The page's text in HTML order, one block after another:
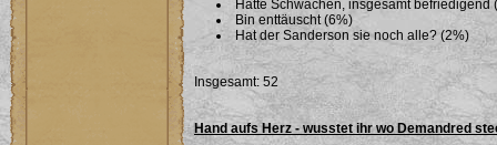
Hatte Schwächen, insgesamt befriedigend
Bin enttäuscht (6%)
Hat der Sanderson sie noch alle? (2%)
Insgesamt: 52
Hand aufs Herz - wusstet ihr wo Demandred